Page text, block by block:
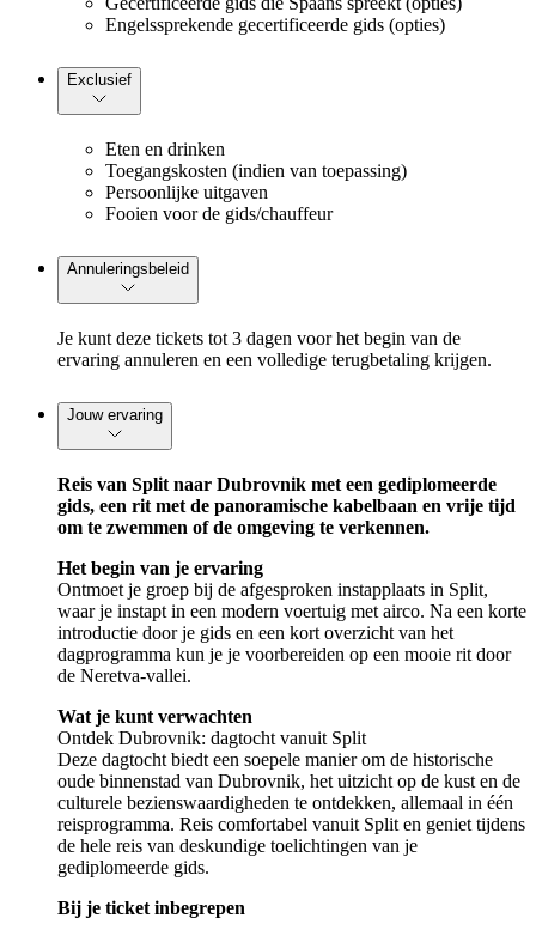
Engelssprekende gecertificeerde gids (opties)
Exclusief
Eten en drinken
Toegangskosten (indien van toepassing)
Persoonlijke uitgaven
Fooien voor de gids/chauffeur
Annuleringsbeleid
Je kunt deze tickets tot 3 dagen voor het begin van de
ervaring annuleren en een volledige terugbetaling krijgen.
Jouw ervaring
Reis van Split naar Dubrovnik met een gediplomeerde
gids, een rit met de panoramische kabelbaan en vrije tijd
om te zwemmen of de omgeving te verkennen.
Het begin van je ervaring
Ontmoet je groep bij de afgesproken instapplaats in Split,
waar je instapt in een modern voertuig met airco. Na een korte
introductie door je gids en een kort overzicht van het
dagprogramma kun je je voorbereiden op een mooie rit door
de Neretva-vallei.
Wat je kunt verwachten
Ontdek Dubrovnik: dagtocht vanuit Split
Deze dagtocht biedt een soepele manier om de historische
oude binnenstad van Dubrovnik, het uitzicht op de kust en de
culturele bezienswaardigheden te ontdekken, allemaal in één
reisprogramma. Reis comfortabel vanuit Split en geniet tijdens
de hele reis van deskundige toelichtingen van je
gediplomeerde gids.
Bij je ticket inbegrepen